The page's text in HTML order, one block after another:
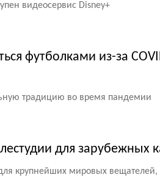
видеосервис Disney+
футболками из-за
традицию во время пандемии
для зарубежных
крупнейших мировых вещателей,